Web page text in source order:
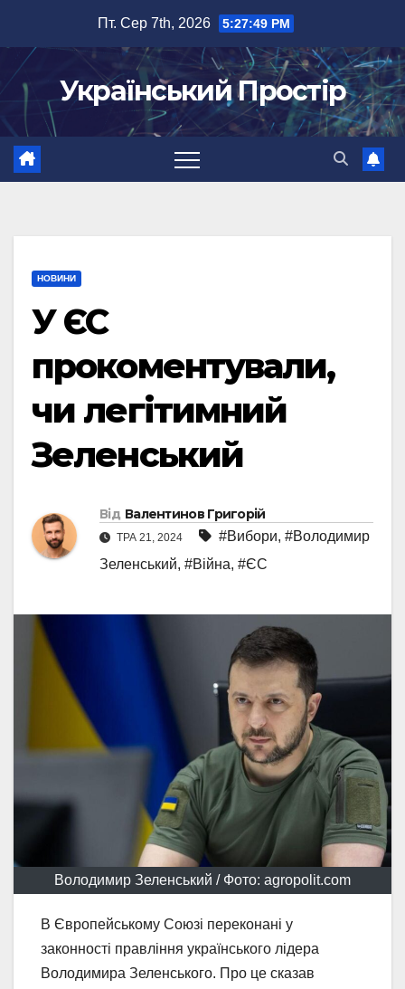
вмісту
Пт. Сер 7th, 2026 5:27:50 PM
Український Простір
НОВИНИ
У ЄС
прокоментували,
чи легітимний
Зеленський
Від Валентинов Григорій
ТРА 21, 2024 #Вибори, #Володимир
Зеленський, #Війна, #ЄС
Володимир Зеленський / Фото: agropolit.com
В Європейському Союзі переконані у
законності правління українського лідера
Володимира Зеленського. Про це сказав